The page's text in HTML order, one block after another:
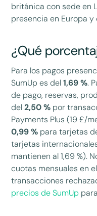
británica con sede en
presencia en Europa
¿Qué
Para los pagos
SumUp es del1,69 %.
de pago, reservas,
del2,50 % por
Payments Plus (19 £/
0,99 % para tarjetas
tarjetas
mantienen al 1,69 %).
cuotas mensuales en
transacciones
precios de SumUp